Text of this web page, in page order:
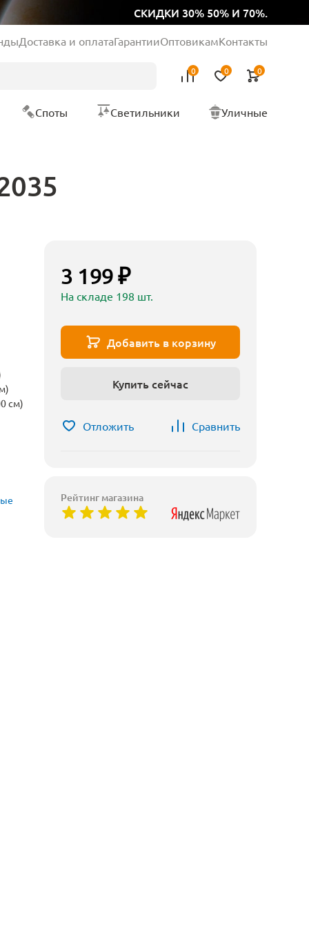
СКИДКИ 30% 50% И 70%.
Доставка и оплатаГарантииОптовикамКонтакты
0 0 0
Споты Светильники Уличные
см)
3 199 ₽
На складе 198 шт.
Добавить в корзину
Купить сейчас
Отложить Сравнить
Рейтинг магазина